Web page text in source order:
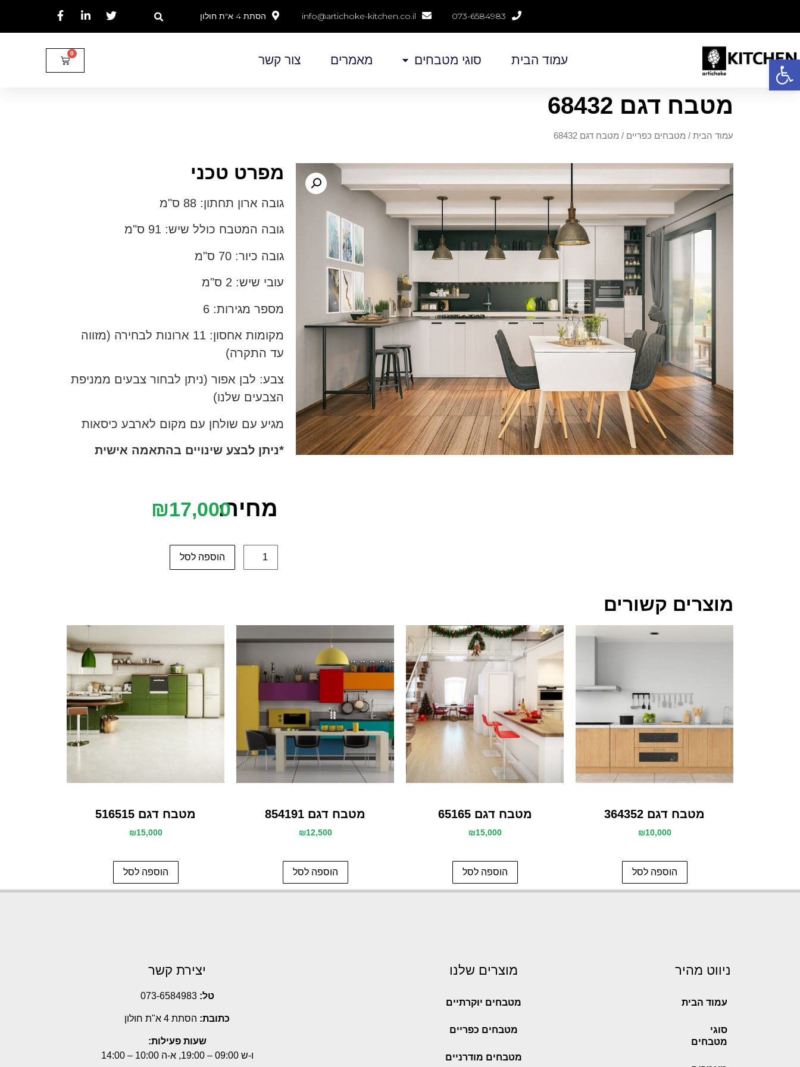
פתח סרגל נגישות
073-6584983
info@artichoke-kitchen.co.il הסתת 4 א"ת חולון
עמוד הבית סוגי מטבחים מאמרים צור קשר
מטבח דגם 68432
עמוד הבית / מטבחים כפריים / מטבח דגם 68432
מפרט טכני
גובה ארון תחתון: 88 ס"מ
גובה המטבח כולל שיש: 91 ס"מ
גובה כיור: 70 ס"מ
עובי שיש: 2 ס"מ
מספר מגירות: 6
מקומות אחסון: 11 ארונות לבחירה (מזווה
עד התקרה)
צבע: לבן אפור (ניתן לבחור צבעים ממניפת
הצבעים שלנו)
מגיע עם שולחן עם מקום לארבע כיסאות
*ניתן לבצע שינויים בהתאמה אישית
מחיר: ₪17,000
הוספה לסל
מוצרים קשורים
מטבח דגם 364352
₪10,000
הוספה לסל
מטבח דגם 65165
₪15,000
הוספה לסל
מטבח דגם 854191
₪12,500
הוספה לסל
מטבח דגם 516515
₪15,000
הוספה לסל
ניווט מהיר
עמוד הבית
סוגי
מטבחים
מוצרים שלנו
מטבחים יוקרתיים
מטבחים כפריים
מטבחים מודרניים
יצירת קשר
טל:073-6584983
כתובת: הסתת 4 א"ת חולון
שעות פעילות:
ו-ש 09:00 – 19:00, א-ה 10:00 – 14:00